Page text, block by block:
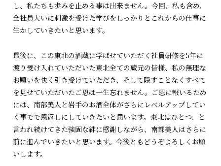
し、私たちも歩みを止める事は出来ません。今回、私も含め、
全社員大いに刺激を受けた学びをしっかりとこれからの仕事に
生かしていきたいと思います。
最後に、この東北の酒蔵に学ばせていただく社員研修を5年に
渡り受け入れていただいた東北全ての蔵元の皆様、私の無理な
お願いを快く引き受けていただき、そして隠すことなくすべて
を見せていただいたご恩は一生忘れません。ご恩に報いるため
には、南部美人と岩手のお酒全体がさらにレベルアップしてい
く事でで恩返しにしていきたいと思います。東北はひとつ、と
言われ続けてきた強固な絆に感謝しながら、南部美人はさらに
前に進んでいきたいと思います。今後ともどうぞよろしくお願
いします。